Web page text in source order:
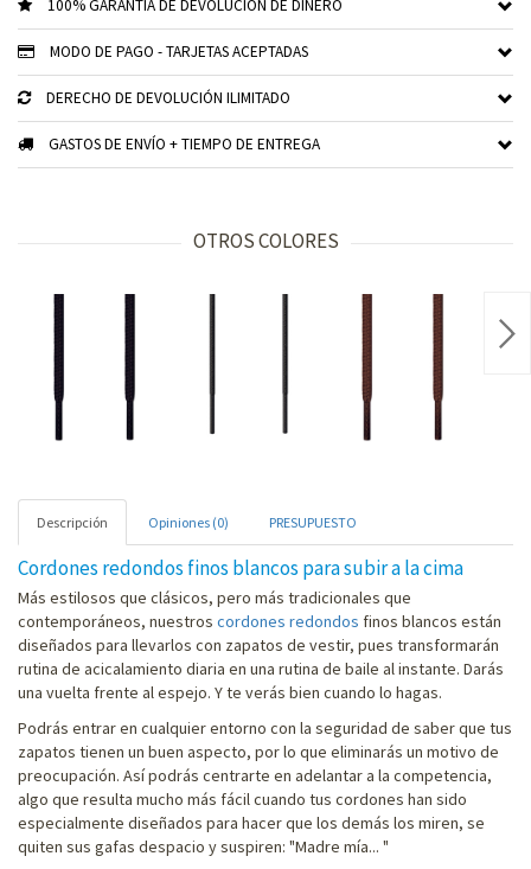
100% GARANTÍA DE DEVOLUCIÓN DE DINERO
MODO DE PAGO - TARJETAS ACEPTADAS
DERECHO DE DEVOLUCIÓN ILIMITADO
GASTOS DE ENVÍO + TIEMPO DE ENTREGA
OTROS COLORES
Descripción Opiniones (0) PRESUPUESTO
Cordones redondos finos blancos para subir a la cima
Más estilosos que clásicos, pero más tradicionales que
contemporáneos, nuestros cordones redondos finos blancos están
diseñados para llevarlos con zapatos de vestir, pues transformarán
rutina de acicalamiento diaria en una rutina de baile al instante. Darás
una vuelta frente al espejo. Y te verás bien cuando lo hagas.
Podrás entrar en cualquier entorno con la seguridad de saber que tus
zapatos tienen un buen aspecto, por lo que eliminarás un motivo de
preocupación. Así podrás centrarte en adelantar a la competencia,
algo que resulta mucho más fácil cuando tus cordones han sido
especialmente diseñados para hacer que los demás los miren, se
quiten sus gafas despacio y suspiren: "Madre mía... "